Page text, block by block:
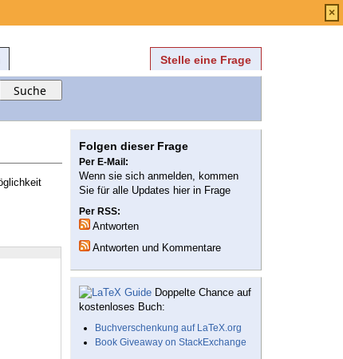
Stelle eine Frage
Folgen dieser Frage
Per E-Mail:
Wenn sie sich anmelden, kommen
Sie für alle Updates hier in Frage
Per RSS:
Antworten
Antworten und Kommentare
Doppelte Chance auf
kostenloses Buch:
Buchverschenkung auf LaTeX.org
Book Giveaway on StackExchange
×